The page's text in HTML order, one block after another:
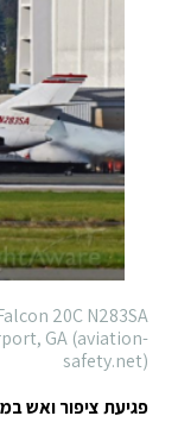
20C N283SA
GA (aviation-
safety.net)
פגיעת ציפור ואש במנוע,